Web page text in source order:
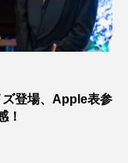
登場、Apple表参
！